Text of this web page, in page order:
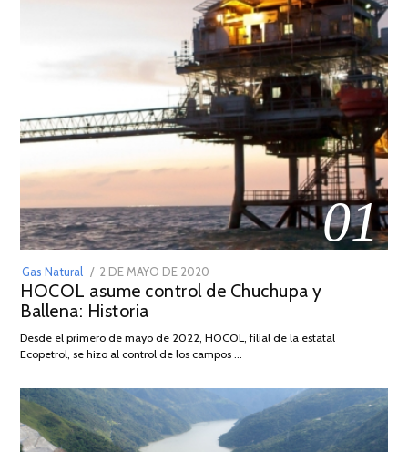
01
Gas Natural
POSTED
ON
2 DE MAYO DE 2020
DE
2026
HOCOL asume control de Chuchupa y
Ballena: Historia
Desde el primero de mayo de 2022, HOCOL, filial de la estatal
Ecopetrol, se hizo al control de los campos …